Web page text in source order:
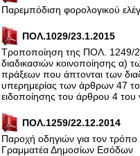
Παρεμπόδιση φορολογικού
ΠΟΛ.1029/23.1.2015
Τροποποίηση της ΠΟΛ. 1249/
διαδικασιών κοινοποίησης α)
πράξεων που άπτονται των
υπερημερίας των άρθρων 47
ειδοποίησης του άρθρου 4
ΠΟΛ.1259/22.12.2014
Παροχή οδηγιών για τον
Γραμματέα Δημοσίων Εσόδων